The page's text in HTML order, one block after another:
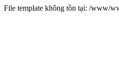
File template không tồn tại: /www/